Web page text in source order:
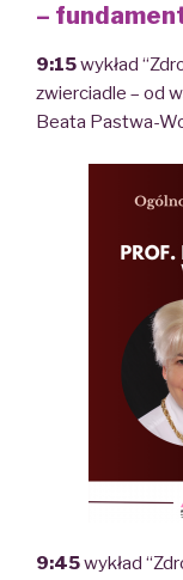
–
9:15wykład
zwierciadle – od
Beata Pastwa-
9:45wykład